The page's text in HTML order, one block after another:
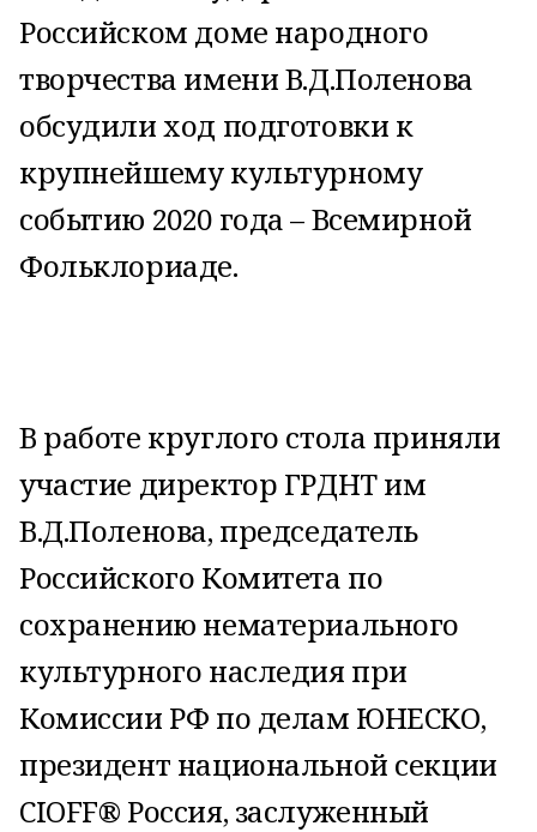
Российском доме народного
творчества имени В.Д.Поленова
обсудили ход подготовки к
крупнейшему культурному
событию 2020 года – Всемирной
Фольклориаде.
В работе круглого стола приняли
участие директор ГРДНТ им
В.Д.Поленова, председатель
Российского Комитета по
сохранению нематериального
культурного наследия при
Комиссии РФ по делам ЮНЕСКО,
президент национальной секции
CIOFF® Россия, заслуженный